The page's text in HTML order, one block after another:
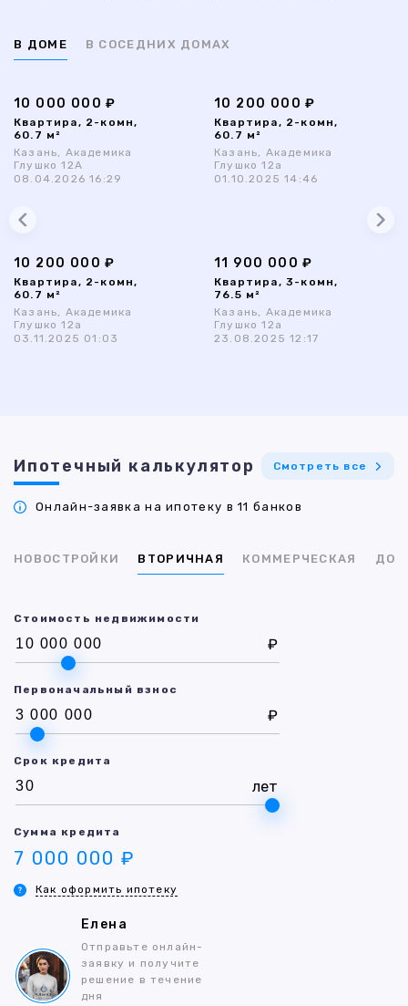
В ДОМЕ В СОСЕДНИХ ДОМАХ
10 000 000 ₽
Квартира, 2-комн,
60.7 м²
Казань, Академика
Глушко 12А
08.04.2026 16:29
10 200 000 ₽
Квартира, 2-комн,
60.7 м²
Казань, Академика
Глушко 12а
01.10.2025 14:46
10 200 000 ₽
Квартира, 2-комн,
60.7 м²
Казань, Академика
Глушко 12а
03.11.2025 01:03
11 900 000 ₽
Квартира, 3-комн,
76.5 м²
Казань, Академика
Глушко 12а
23.08.2025 12:17
Ипотечный калькулятор Смотреть все
Онлайн-заявка на ипотеку в 11 банков
НОВОСТРОЙКИ ВТОРИЧНАЯ КОММЕРЧЕСКАЯ ДОМ
Стоимость недвижимости
₽
Первоначальный взнос
₽
Срок кредита
лет
Сумма кредита
7 000 000 ₽
Как оформить ипотеку
Елена
Отправьте онлайн-
заявку и получите
решение в течение
дня